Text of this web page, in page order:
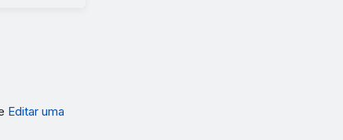
Editar uma